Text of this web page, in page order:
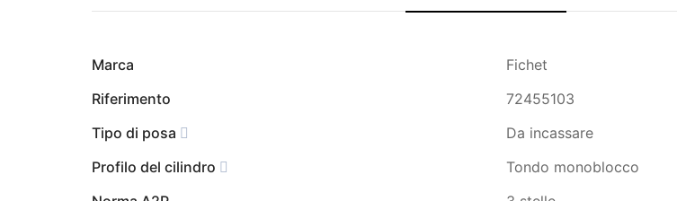
Marca
Fichet
Riferimento
72455103
Tipo di posa
Da incassare
Profilo del cilindro
Tondo monoblocco